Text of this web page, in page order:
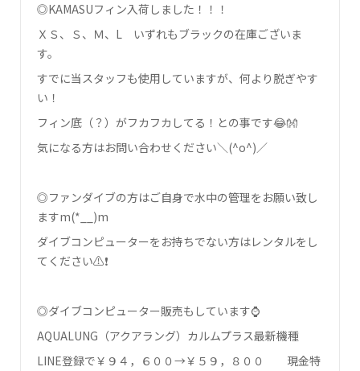
◎KAMASUフィン入荷しました！！！
ＸＳ、Ｓ、Ｍ、L いずれもブラックの在庫ございま
す。
すでに当スタッフも使用していますが、何より脱ぎやす
い！
フィン底（？）がフカフカしてる！との事です😂👐
気になる方はお問い合わせください＼(^o^)／
◎ファンダイブの方はご自身で水中の管理をお願い致し
ます‍m(*__)m
ダイブコンピューターをお持ちでない方はレンタルをし
てください⚠❗
◎ダイブコンピューター販売もしています⌚
AQUALUNG（アクアラング）カルムプラス最新機種
LINE登録で￥９４，６００→￥５９，８００ 現金特